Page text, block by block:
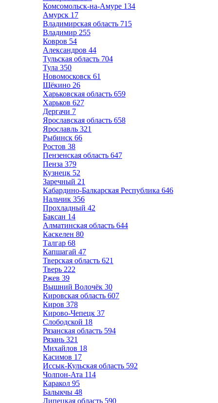
Комсомольск-на-Амуре 134
Амурск 17
Владимирская область 715
Владимир 255
Ковров 54
Александров 44
Тульская область 704
Тула 350
Новомосковск 61
Щёкино 26
Харьковская область 659
Харьков 627
Дергачи 7
Ярославская область 658
Ярославль 321
Рыбинск 66
Ростов 38
Пензенская область 647
Пенза 379
Кузнецк 52
Заречный 21
Кабардино-Балкарская Республика 646
Нальчик 356
Прохладный 42
Баксан 14
Алматинская область 644
Каскелен 80
Талгар 68
Капшагай 47
Тверская область 621
Тверь 222
Ржев 39
Вышний Волочёк 30
Кировская область 607
Киров 378
Кирово-Чепецк 37
Слободской 18
Рязанская область 594
Рязань 321
Михайлов 18
Касимов 17
Иссык-Кульская область 592
Чолпон-Ата 114
Каракол 95
Балыкчы 48
Липецкая область 590